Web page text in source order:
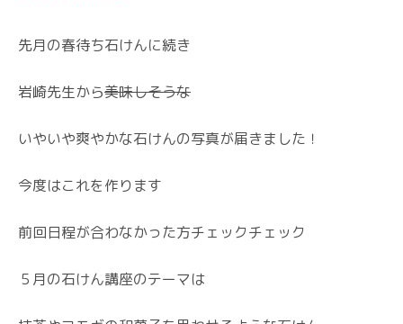
先月の春待ち石けんに続き
岩崎先生から美味しそうな
いやいや爽やかな石けんの写真が届きました！
今度はこれを作ります
前回日程が合わなかった方チェックチェック
５月の石けん講座のテーマは